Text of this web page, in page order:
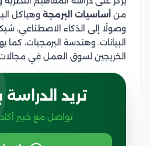
من أساسيات البرمجة وهياكل
وصولًا إلى الذكاء الاصطناعي،
البيانات، وهندسة البرمجيات،
الخريجين لسوق العمل في
تريد الدراسة
تواصل مع خبير